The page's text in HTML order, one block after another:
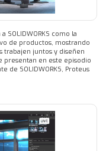
SOLIDWORKS como la
de productos, mostrando
trabajen juntos y diseñen
presentan en este episodio
de SOLIDWORKS, Proteus